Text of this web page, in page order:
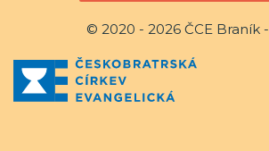
© 2020 - 2026 ČCE Braník -